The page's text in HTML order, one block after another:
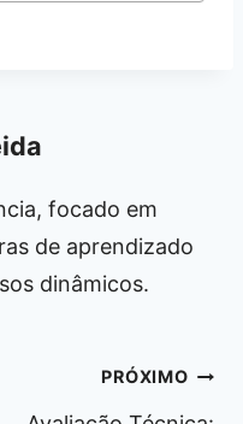
focado em
de aprendizado
dinâmicos.
PRÓXIMO